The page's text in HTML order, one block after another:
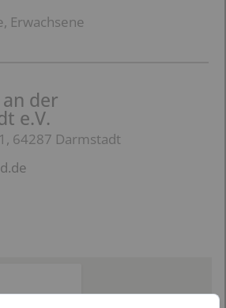
Erwachsene
der
e.V.
64287 Darmstadt